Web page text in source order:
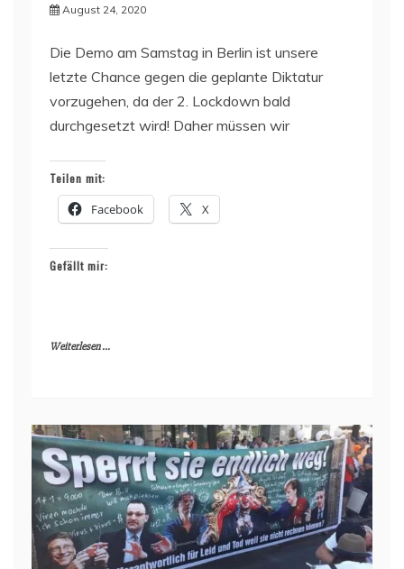
August 24, 2020
Die Demo am Samstag in Berlin ist unsere
letzte Chance gegen die geplante Diktatur
vorzugehen, da der 2. Lockdown bald
durchgesetzt wird! Daher müssen wir
Teilen mit:
Facebook X
Gefällt mir:
Weiterlesen ...